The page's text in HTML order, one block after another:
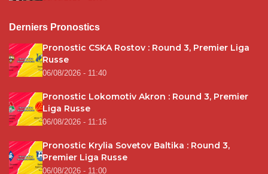
Derniers Pronostics
Pronostic CSKA Rostov : Round 3, Premier Liga
Russe
06/08/2026 - 11:40
Pronostic Lokomotiv Akron : Round 3, Premier
Liga Russe
06/08/2026 - 11:16
Pronostic Krylia Sovetov Baltika : Round 3,
Premier Liga Russe
06/08/2026 - 11:00